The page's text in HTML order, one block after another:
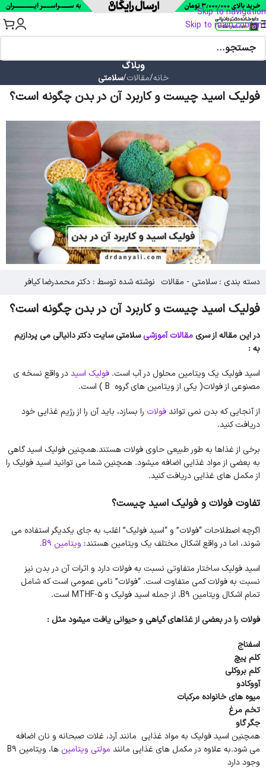
Skip to navigation
Skip to main content
وبلاگ
خانه/مقالات/سلامتی
فولیک اسید چیست و کاربرد آن در بدن چگونه است؟
دسته بندی : سلامتی - مقالات نوشته شده توسط : دکتر محمدرضا کیافر
فولیک اسید چیست و کاربرد آن در بدن چگونه است؟
در این مقاله از سری مقالات آموزشیسلامتی سایت دکتر دانیالی می پردازیم
به :
اسید فولیک یک ویتامین محلول در آب است. فولیک اسیددر واقع نسخه ی
مصنوعی از فولات( یکی از ویتامین های گروه B ) است.
از آنجایی که بدن نمی تواندفولات را بسازد، باید آن را از رژیم غذایی خود
دریافت کنید.
برخی از غذاها به طور طبیعی حاوی فولات هستند.همچنین فولیک اسید گاهی
به بعضی از مواد غذایی اضافه میشود. همچنین شما می توانید اسید فولیک را
از مکمل های غذایی دریافت کنید.
تفاوت فولات و فولیک اسید چیست؟
اگرچه اصطلاحات “فولات” و “اسید فولیک” اغلب به جای یکدیگر استفاده می
شوند، اما در واقع اشکال مختلف یک ویتامین هستند: ویتامین B9
.
اسید فولیک ساختار متفاوتی نسبت به فولات دارد و اثرات آن در بدن نیز
نسبت به فولات کمی متفاوت است. “فولات” نامی عمومی است که شامل
تمام اشکال ویتامین B9، از جمله اسید فولیک و 5-MTHF است.
فولات را در بعضی از غذاهای گیاهی و حیوانی یافت میشود مثل :
اسفناج
کلم پیچ
کلم بروکلی
آووکادو
میوه های خانواده مرکبات
تخم مرغ
جگر گاو
همچنین اسید فولیک به مواد غذایی مانند آرد، غلات صبحانه و نان اضافه
می شود.به علاوه در مکمل های غذایی مانند مولتی ویتامین
ها، ویتامین B9
وجود دارد